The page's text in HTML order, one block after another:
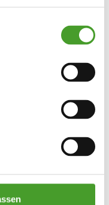
Angelika Wakolbinger